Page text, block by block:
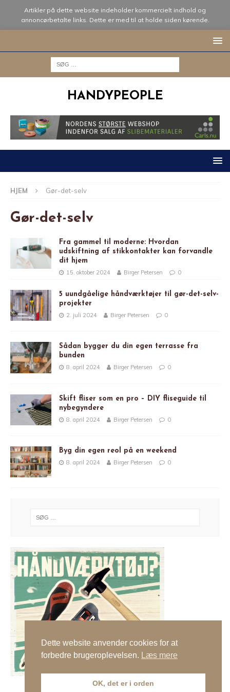
Artikler på dette website indeholder kommercielt indhold og
annoncørbetalte links. Dette er med til at holde siden kørende.
HANDYPEOPLE
HJEM Gør-det-selv
Gør-det-selv
Fra gammel til moderne: Hvordan
udskiftning af stikkontakter kan forvandle
dit hjem
15. oktober 2024 Birger Petersen 0
5 uundgåelige håndværktøjer til gør-det-selv-
projekter
2. juli 2024 Birger Petersen 0
Sådan bygger du din egen terrasse fra
bunden
8. april 2024 Birger Petersen 0
Skift fliser som en pro – DIY fliseguide til
nybegyndere
8. april 2024 Birger Petersen 0
Byg din egen reol på en weekend
8. april 2024 Birger Petersen 0
Dette website anvender cookies for at
forbedre brugeroplevelsen. Læs mere
OK, det er i orden